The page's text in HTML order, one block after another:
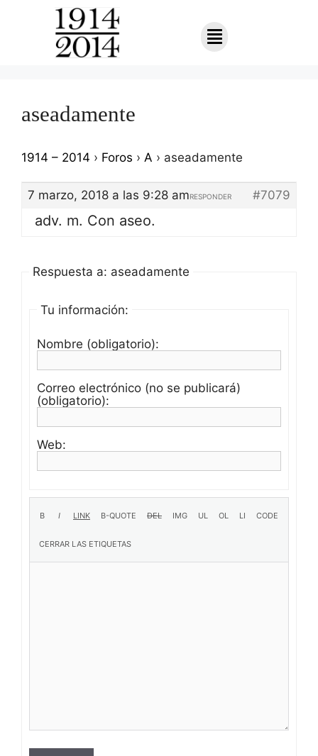
aseadamente
1914 – 2014 › Foros › A › aseadamente
7 marzo, 2018 a las 9:28 am #7079
RESPONDER
adv. m. Con aseo.
Respuesta a: aseadamente
Tu información:
Nombre (obligatorio):
Correo electrónico (no se publicará)
(obligatorio):
Web: